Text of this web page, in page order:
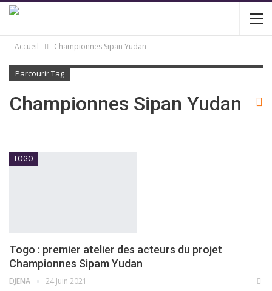
Accueil Championnes Sipan Yudan
Parcourir Tag
Championnes Sipan Yudan
TOGO
Togo : premier atelier des acteurs du projet
Championnes Sipam Yudan
DJENA 24 Juin 2021